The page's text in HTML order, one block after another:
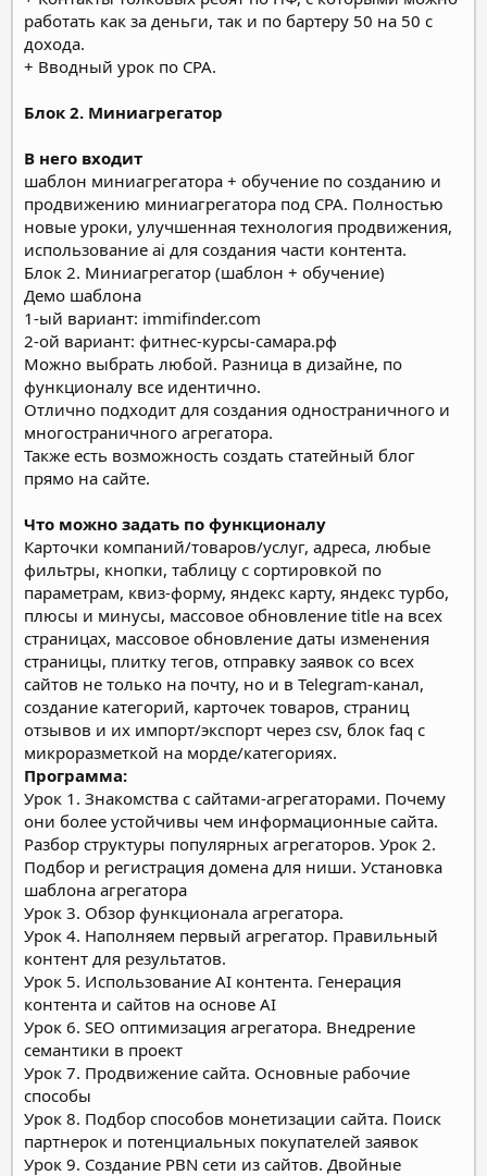
работать как за деньги, так и по бартеру 50 на 50 с
дохода.
+ Вводный урок по CPA.
Блок 2. Миниагрегатор
В него входит
шаблон миниагрегатора + обучение по созданию и
продвижению миниагрегатора под CPA. Полностью
новые уроки, улучшенная технология продвижения,
использование ai для создания части контента.
Блок 2. Миниагрегатор (шаблон + обучение)
Демо шаблона
1-ый вариант: immifinder.com
2-ой вариант: фитнес-курсы-самара.рф
Можно выбрать любой. Разница в дизайне, по
функционалу все идентично.
Отлично подходит для создания одностраничного и
многостраничного агрегатора.
Также есть возможность создать статейный блог
прямо на сайте.
Что можно задать по функционалу
Карточки компаний/товаров/услуг, адреса, любые
фильтры, кнопки, таблицу с сортировкой по
параметрам, квиз-форму, яндекс карту, яндекс турбо,
плюсы и минусы, массовое обновление title на всех
страницах, массовое обновление даты изменения
страницы, плитку тегов, отправку заявок со всех
сайтов не только на почту, но и в Telegram-канал,
создание категорий, карточек товаров, страниц
отзывов и их импорт/экспорт через csv, блок faq с
микроразметкой на морде/категориях.
Программа:
Урок 1. Знакомства с сайтами-агрегаторами. Почему
они более устойчивы чем информационные сайта.
Разбор структуры популярных агрегаторов. Урок 2.
Подбор и регистрация домена для ниши. Установка
шаблона агрегатора
Урок 3. Обзор функционала агрегатора.
Урок 4. Наполняем первый агрегатор. Правильный
контент для результатов.
Урок 5. Использование AI контента. Генерация
контента и сайтов на основе AI
Урок 6. SEO оптимизация агрегатора. Внедрение
семантики в проект
Урок 7. Продвижение сайта. Основные рабочие
способы
Урок 8. Подбор способов монетизации сайта. Поиск
партнерок и потенциальных покупателей заявок
Урок 9. Создание PBN сети из сайтов. Двойные